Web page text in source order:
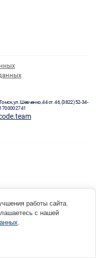
ул. Шевченко, 44 ст. 46, (3822) 52-34-
работы сайта.
с нашей
.